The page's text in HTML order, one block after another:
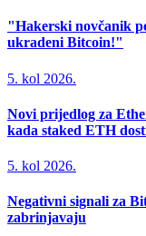
"Hakerski novčanik
ukradeni Bitcoin!"
5. kol 2026.
Novi prijedlog za
kada staked ETH
5. kol 2026.
Negativni signali za
zabrinjavaju